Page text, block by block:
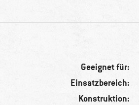
Geeignet für:
Einsatzbereich:
Konstruktion: